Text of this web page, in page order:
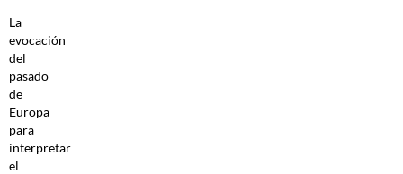
La
evocación
del
pasado
de
Europa
para
interpretar
el